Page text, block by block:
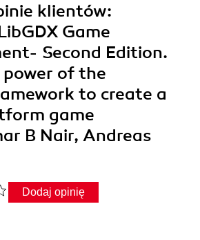
klientów:
Game
Second Edition.
of the
to create a
game
B Nair, Andreas
Dodaj opinię